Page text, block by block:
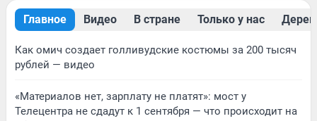
Главное Видео В стране Только у нас
Как омич создает голливудские костюмы за 200 тысяч
рублей — видео
«Материалов нет, зарплату не платят»: мост у
Телецентра не сдадут к 1 сентября — что происходит на